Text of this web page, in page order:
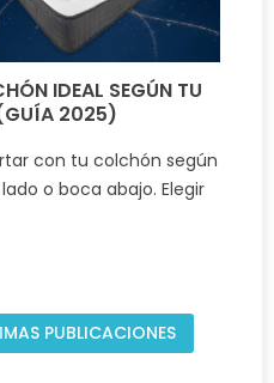
IDEAL SEGÚN TU
2025)
con tu colchón según
o boca abajo. Elegir
PUBLICACIONES